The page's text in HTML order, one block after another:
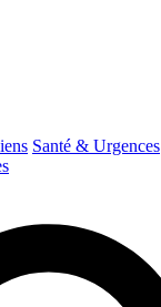
Santé & Urgences